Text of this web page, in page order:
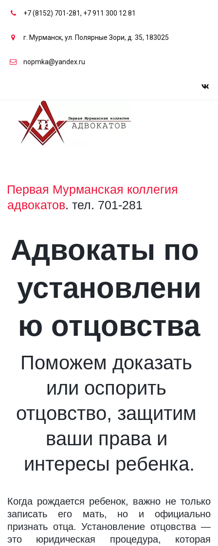
+7 (8152) 701-281, +7 911 300 12 81
г. Мурманск, ул. Полярные Зори, д. 35, 183025
nopmka@yandex.ru
Первая Мурманская коллегия
адвокатов. тел. 701-281
Адвокаты по
установлени
ю отцовства
Поможем доказать
или оспорить
отцовство, защитим
ваши права и
интересы ребенка.
Когда рождается ребенок, важно не только
записать его мать, но и официально
признать отца. Установление отцовства —
это юридическая процедура, которая